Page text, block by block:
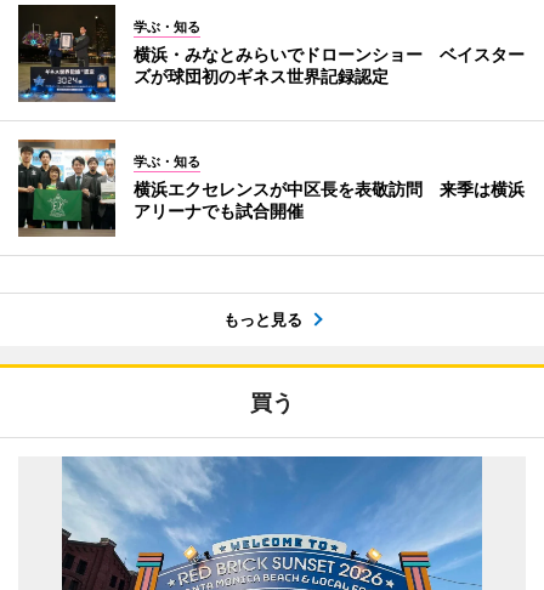
学ぶ・知る
横浜・みなとみらいでドローンショー ベイスター
ズが球団初のギネス世界記録認定
学ぶ・知る
横浜エクセレンスが中区長を表敬訪問 来季は横浜
アリーナでも試合開催
もっと見る
買う